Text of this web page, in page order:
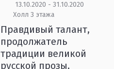
13.10.2020 - 31.10.2020
Холл 3 этажа
Правдивый талант,
продолжатель
традиции великой
русской прозы,